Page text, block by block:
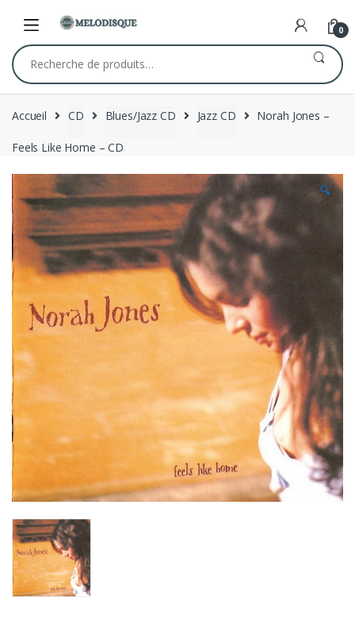
navigation
content
0
Recherche
pour :
Accueil CD Blues/Jazz CD Jazz CD Norah Jones –
Feels Like Home – CD
🔍